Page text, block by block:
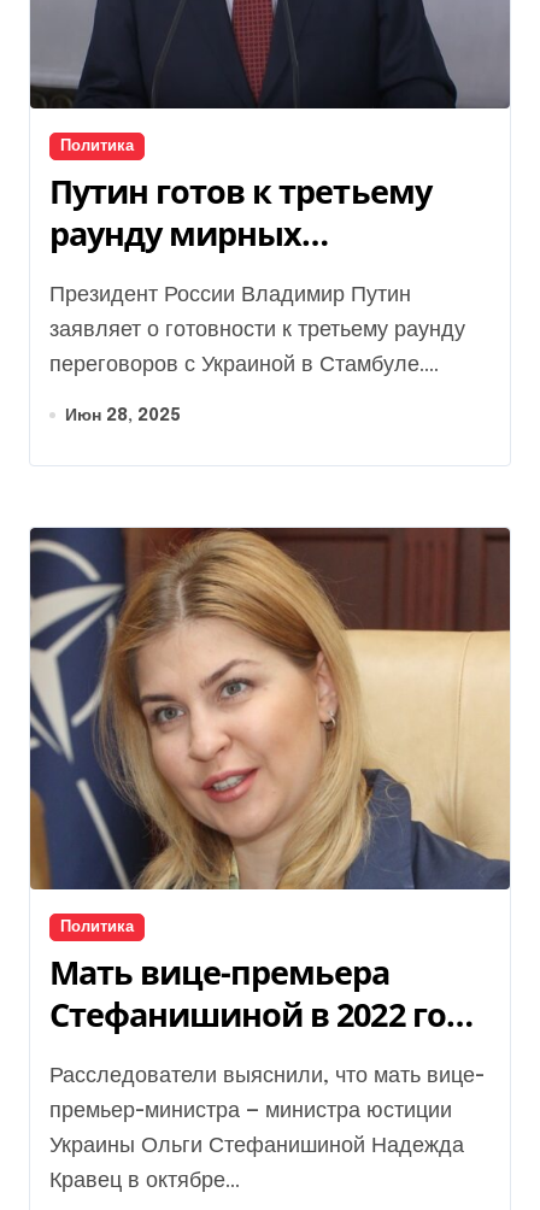
Политика
Путин готов к третьему
раунду мирных
переговоров с Украиной:
какие условия выдвигает
РФ
Президент России Владимир Путин
заявляет о готовности к третьему раунду
переговоров с Украиной в Стамбуле....
Июн 28, 2025
Политика
Мать вице-премьера
Стефанишиной в 2022 году
купила «трешку» в Киеве в
четыре раза дешевле
рынка, — СМИ
Расследователи выяснили, что мать вице-
премьер-министра — министра юстиции
Украины Ольги Стефанишиной Надежда
Кравец в октябре...